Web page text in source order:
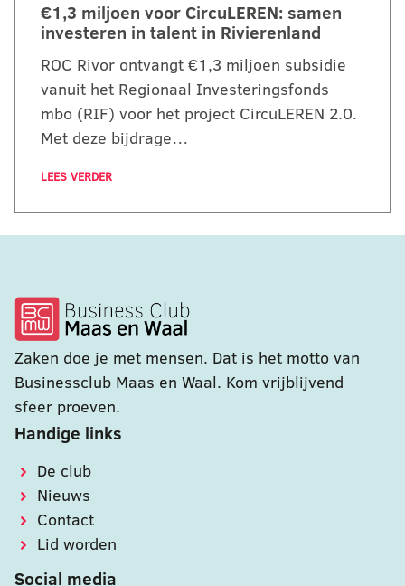
€1,3 miljoen voor CircuLEREN: samen
investeren in talent in Rivierenland
ROC Rivor ontvangt €1,3 miljoen subsidie
vanuit het Regionaal Investeringsfonds
mbo (RIF) voor het project CircuLEREN 2.0.
Met deze bijdrage…
LEES VERDER
Zaken doe je met mensen. Dat is het motto van
Businessclub Maas en Waal. Kom vrijblijvend
sfeer proeven.
Handige links
De club
Nieuws
Contact
Lid worden
Social media